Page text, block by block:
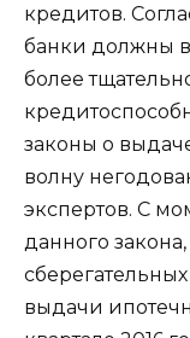
кредитов.
банки должны
более
законы о
волну
экспертов. С
данного
выдачи